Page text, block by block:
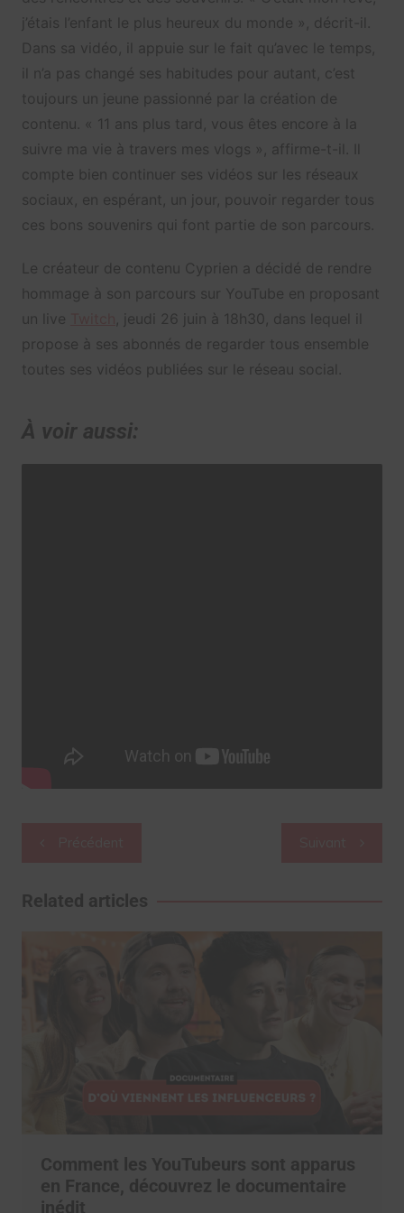
j’étais l’enfant le plus heureux du monde », décrit-il.
Dans sa vidéo, il appuie sur le fait qu’avec le temps,
il n’a pas changé ses habitudes pour autant, c’est
toujours un jeune passionné par la création de
contenu. « 11 ans plus tard, vous êtes encore à la
suivre ma vie à travers mes vlogs », affirme-t-il. Il
compte bien continuer ses vidéos sur les réseaux
sociaux, en espérant, un jour, pouvoir regarder tous
ces bons souvenirs qui font partie de son parcours.
Le créateur de contenu Cyprien a décidé de rendre
hommage à son parcours sur YouTube en proposant
un live
, jeudi 26 juin à 18h30, dans lequel il
propose à ses abonnés de regarder tous ensemble
toutes ses vidéos publiées sur le réseau social.
À voir aussi:
l’article
Related articles
Comment les YouTubeurs sont apparus
en France, découvrez le documentaire
inédit